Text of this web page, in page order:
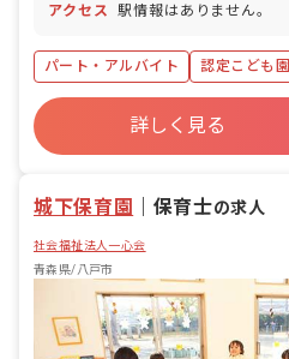
アクセス 駅情報はありません。
パート・アルバイト 認定こども園
詳しく見る
城下保育園 保育士の求人
社会福祉法人一心会
青森県/八戸市